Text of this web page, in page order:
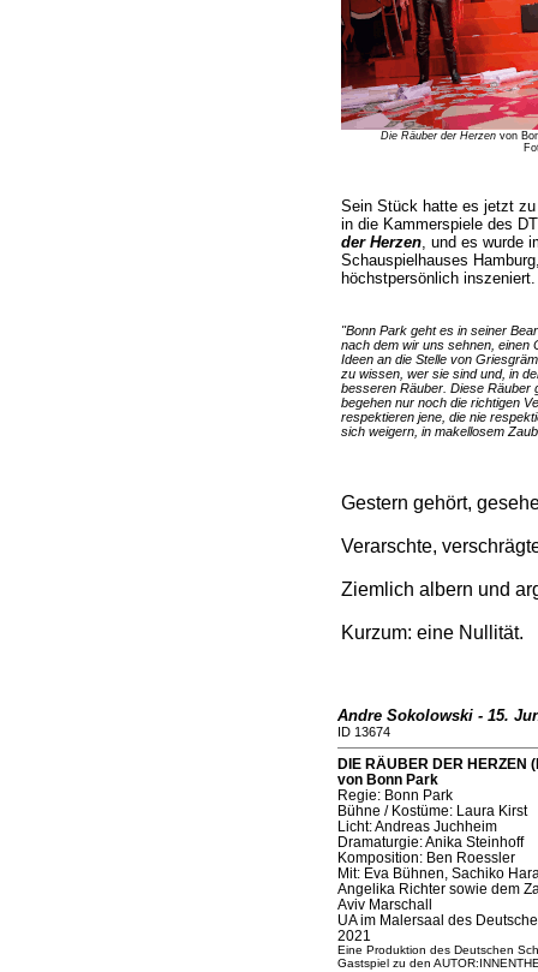
Die Räuber der Herzen von
Sein Stück hatte es jetzt zu
in die Kammerspiele des
der Herzen, und es wurde
Schauspielhauses
höchstpersönlich inszeniert.
"Bonn Park geht es in seiner
nach dem wir uns sehnen, einen
Ideen an die Stelle von
zu wissen, wer sie sind und, in
besseren Räuber. Diese Räuber
begehen nur noch die richtigen
respektieren jene, die nie
sich weigern, in makellosem
Gestern gehört,
Verarschte,
Ziemlich albern und
Kurzum: eine Nullität.
Andre Sokolowski - 15.
ID 13674
DIE RÄUBER DER
von Bonn Park
Regie: Bonn Park
Bühne / Kostüme: Laura Kirst
Licht: Andreas Juchheim
Dramaturgie: Anika Steinhoff
Komposition: Ben Roessler
Mit: Eva Bühnen, Sachiko
Angelika Richter sowie dem
Aviv Marschall
UA im Malersaal des
2021
Eine Produktion des Deutschen
Gastspiel zu den